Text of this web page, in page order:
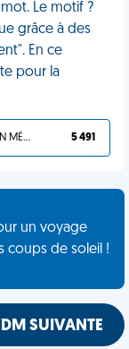
Le motif ?
grâce à des
En ce
pour la
TU L'AS BIEN MÉRITÉ 5 491
un voyage
coups de soleil !
SUIVANTE